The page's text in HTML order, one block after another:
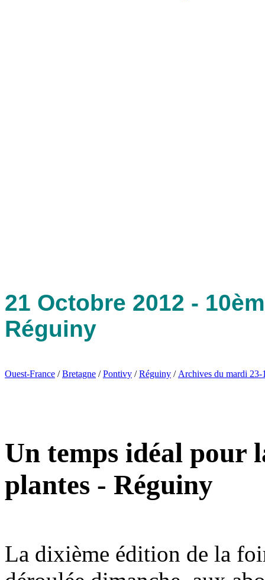
21 Octobre 2012 -
Réguiny
Ouest-France /Bretagne /Pontivy /Réguiny /Archives du mardi 23-
Un temps idéal pour
plantes - Réguiny
La dixième édition de la